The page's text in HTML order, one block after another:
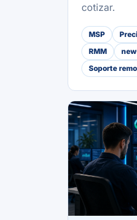
cotizar.
MSP
RMM
Soporte